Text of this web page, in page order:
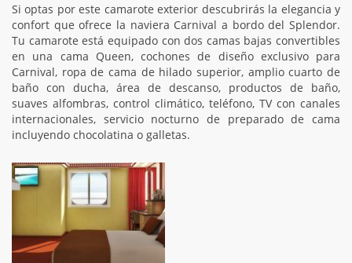
Si optas por este camarote exterior descubrirás la elegancia y
confort que ofrece la naviera Carnival a bordo del Splendor.
Tu camarote está equipado con dos camas bajas convertibles
en una cama Queen, cochones de diseño exclusivo para
Carnival, ropa de cama de hilado superior, amplio cuarto de
baño con ducha, área de descanso, productos de baño,
suaves alfombras, control climático, teléfono, TV con canales
internacionales, servicio nocturno de preparado de cama
incluyendo chocolatina o galletas.